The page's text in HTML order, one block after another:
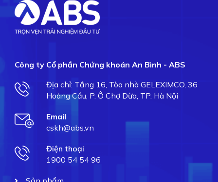
Công ty Cổ phần Chứng khoán An Bình - ABS
Địa chỉ: Tầng 16, Tòa nhà GELEXIMCO, 36
Hoàng Cầu, P. Ô Chợ Dừa, TP. Hà Nội
Email
cskh@abs.vn
Điện thoại
1900 54 54 96